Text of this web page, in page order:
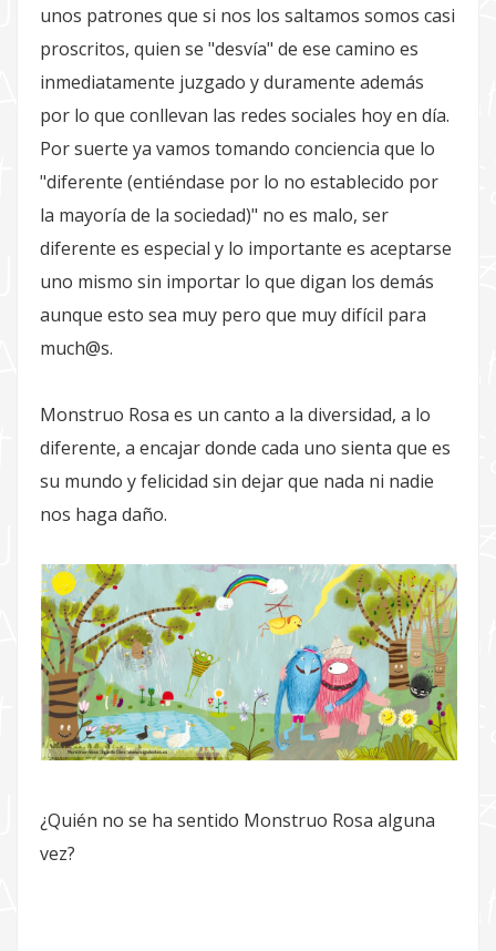
unos patrones que si nos los saltamos somos casi
proscritos, quien se "desvía" de ese camino es
inmediatamente juzgado y duramente además
por lo que conllevan las redes sociales hoy en día.
Por suerte ya vamos tomando conciencia que lo
"diferente (entiéndase por lo no establecido por
la mayoría de la sociedad)" no es malo, ser
diferente es especial y lo importante es aceptarse
uno mismo sin importar lo que digan los demás
aunque esto sea muy pero que muy difícil para
much@s.
Monstruo Rosa es un canto a la diversidad, a lo
diferente, a encajar donde cada uno sienta que es
su mundo y felicidad sin dejar que nada ni nadie
nos haga daño.
¿Quién no se ha sentido Monstruo Rosa alguna
vez?